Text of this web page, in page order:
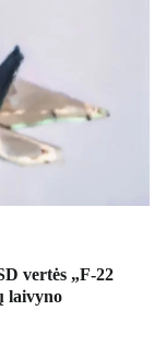
vertės „F-22
laivyno